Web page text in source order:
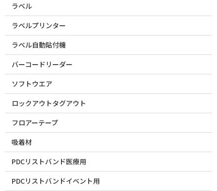
ラベル
ラベルプリンター
ラベル自動貼付機
バーコードリーダー
ソフトウエア
ロックアウトタグアウト
フロアーテープ
吸着材
PDCリストバンド医療用
PDCリストバンドイベント用